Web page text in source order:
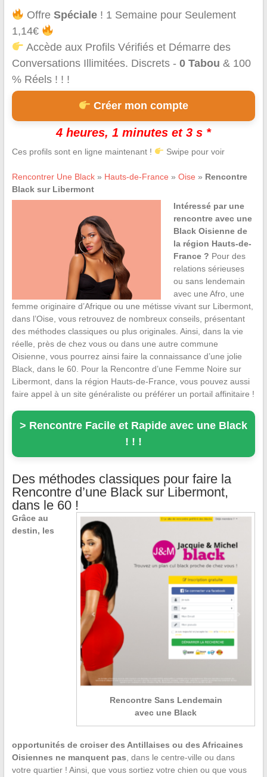
OffreSpéciale ! 1 Semaine pour Seulement
1,14€
Accède aux Profils Vérifiés et Démarre des
Conversations Illimitées. Discrets - 0 Tabou & 100
% Réels ! ! !
Créer mon compte
4 heures, 1 minutes et 2 s *
Ces profils sont en ligne maintenant ! Swipe pour voir
Rencontrer Une Black» Hauts-de-France » Oise » Rencontre
Black sur Libermont
Intéressé par une
rencontre avec une
Black Oisienne de
la région Hauts-de-
France ? Pour des
relations sérieuses
ou sans lendemain
avec une Afro, une
femme originaire d’Afrique ou une métisse vivant sur Libermont,
dans l’Oise, vous retrouvez de nombreux conseils, présentant
des méthodes classiques ou plus originales. Ainsi, dans la vie
réelle, près de chez vous ou dans une autre commune
Oisienne, vous pourrez ainsi faire la connaissance d’une jolie
Black, dans le 60. Pour la Rencontre d’une Femme Noire sur
Libermont, dans la région Hauts-de-France, vous pouvez aussi
faire appel à un site généraliste ou préférer un portail affinitaire !
> Rencontre Facile et Rapide avec une Black
! ! !
Des méthodes classiques pour faire la
Rencontre d’une Black sur Libermont,
dans le 60 !
Rencontre Sans Lendemain
avec une Black
Grâce au
destin, les
opportunités de croiser des Antillaises ou des Africaines
Oisiennes ne manquent pas , dans le centre-ville ou dans
votre quartier ! Ainsi, que vous sortiez votre chien ou que vous